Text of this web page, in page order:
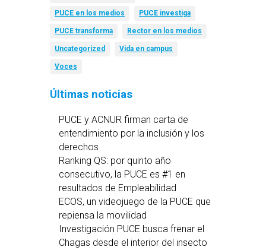
PUCE en los medios PUCE investiga
PUCE transforma Rector en los medios
Uncategorized Vida en campus
Voces
Últimas noticias
PUCE y ACNUR firman carta de
entendimiento por la inclusión y los
derechos
Ranking QS: por quinto año
consecutivo, la PUCE es #1 en
resultados de Empleabilidad
ECOS, un videojuego de la PUCE que
repiensa la movilidad
Investigación PUCE busca frenar el
Chagas desde el interior del insecto